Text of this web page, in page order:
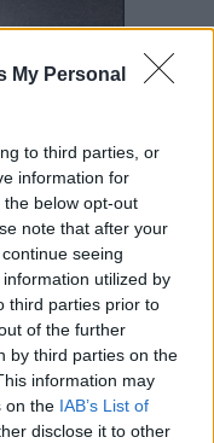
My Personal
to third parties, or
information for
below opt-out
note that after your
seeing
utilized by
third parties prior to
of the further
by third parties on the
information may
on the IAB’s List of
disclose it to other